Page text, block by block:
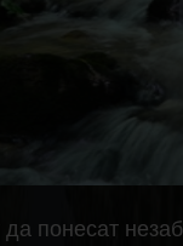
понесат